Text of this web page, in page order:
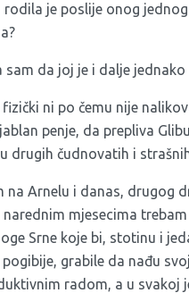
rodila je poslije onog
sam da joj je i dalje
ni po čemu nije
penje, da prepliva
drugih čudnovatih i
na Arnelu i danas, drugog
narednim mjesecima
Srne koje bi, stotinu i
pogibije, grabile da nađu
radom, a u svakoj